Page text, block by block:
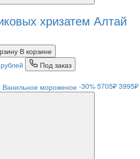
хризатем Алтай
В корзине
Под заказ
-30% 5705₽ 3995₽